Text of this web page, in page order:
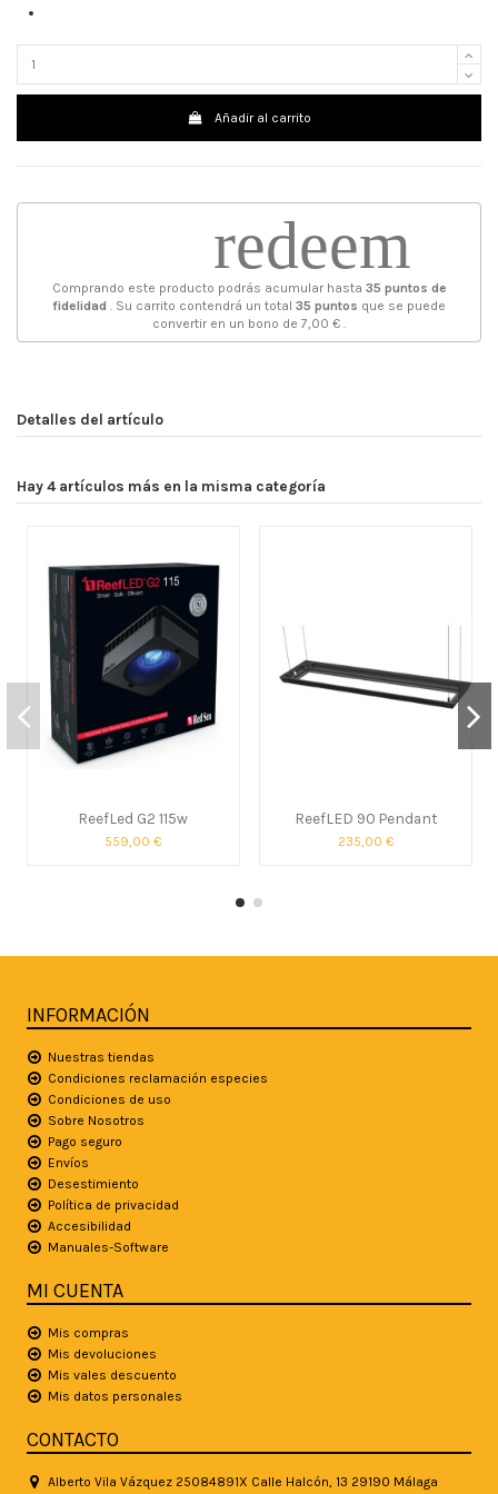
Añadir al carrito
redeem
Comprando este producto podrás acumular hasta 35 puntos de
fidelidad . Su carrito contendrá un total 35 puntos que se puede
convertir en un bono de 7,00 € .
Detalles del artículo
Hay 4 artículos más en la misma categoría
ReefLed G2 115w
559,00 €
ReefLED 90 Pendant
235,00 €
INFORMACIÓN
Nuestras tiendas
Condiciones reclamación especies
Condiciones de uso
Sobre Nosotros
Pago seguro
Envíos
Desestimiento
Política de privacidad
Accesibilidad
Manuales-Software
MI CUENTA
Mis compras
Mis devoluciones
Mis vales descuento
Mis datos personales
CONTACTO
Alberto Vila Vázquez 25084891X Calle Halcón, 13 29190 Málaga